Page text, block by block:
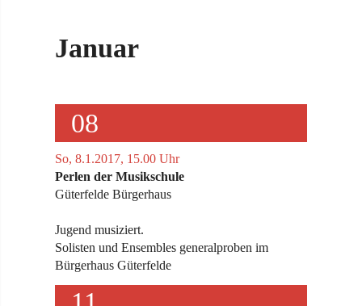
Januar
08
So, 8.1.2017, 15.00 Uhr
Perlen der Musikschule
Güterfelde Bürgerhaus
Jugend musiziert.
Solisten und Ensembles generalproben im
Bürgerhaus Güterfelde